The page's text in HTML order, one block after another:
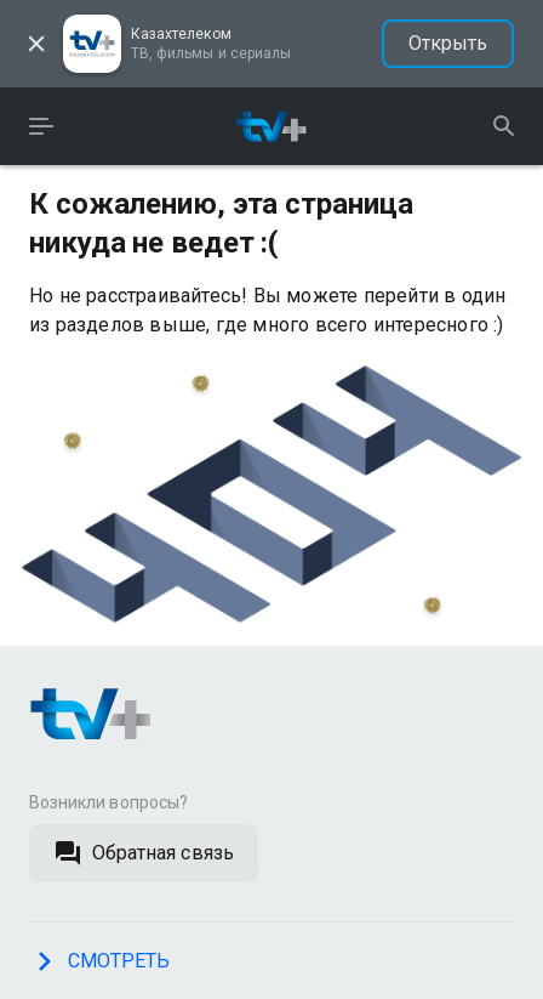
Казахтелеком
ТВ, фильмы и сериалы
Открыть
К сожалению, эта страница
никуда не ведет :(
Но не расстраивайтесь! Вы можете перейти в один
из разделов выше, где много всего интересного :)
Возникли вопросы?
Обратная связь
СМОТРЕТЬ